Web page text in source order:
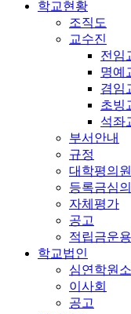
학교현황
조직도
교수진
전임
명예
겸임
초빙
석좌
부서안내
규정
대학평의
등록금심
자체평가
공고
적립금운
학교법인
심연학원
이사회
공고